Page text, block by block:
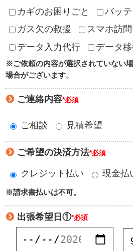
カギのお困りごと
バッ
ガス欠の救援
スマホ訪
データ入力代行
データ
※ご依頼の内容が選択されていない
場合がございます。
ご連絡内容*必須
ご相談 見積希望
ご希望の決済方法*必須
クレジット払い 現金払
※請求書払いは不可。
出張希望日①*必須